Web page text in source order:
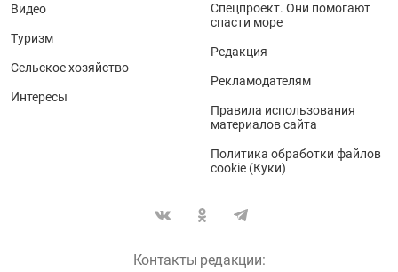
Видео
Туризм
Сельское хозяйство
Интересы
Спецпроект. Они помогают
спасти море
Редакция
Рекламодателям
Правила использования
материалов сайта
Политика обработки файлов
cookie (Куки)
Контакты редакции: